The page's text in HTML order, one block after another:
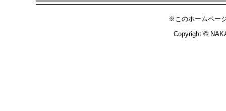
※このホームペー
Copyright ©